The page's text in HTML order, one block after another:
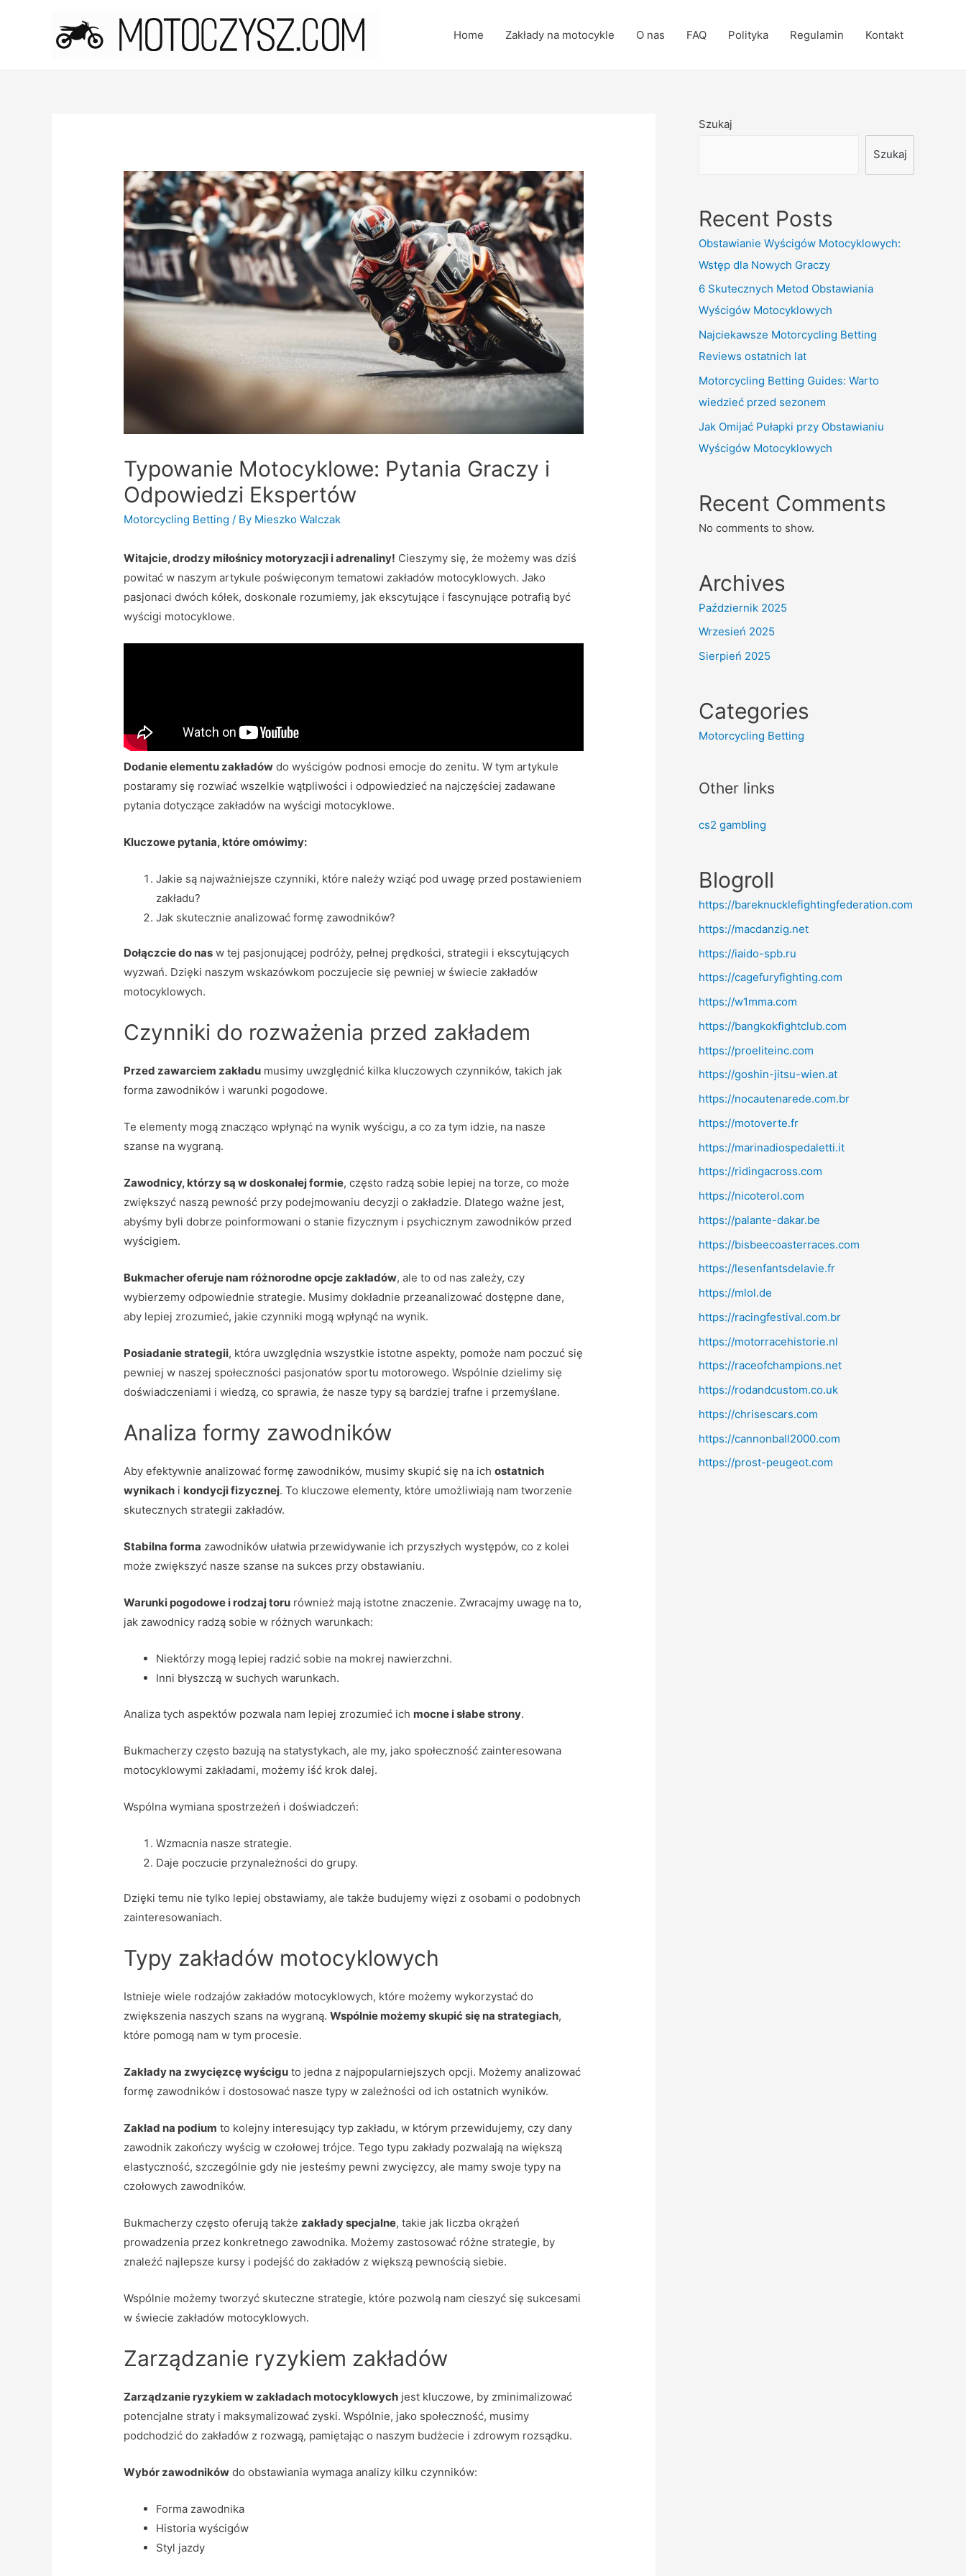
Home Zakłady na motocykle O nas FAQ Polityka Regulamin Kontakt
Typowanie Motocyklowe: Pytania Graczy i
Odpowiedzi Ekspertów
Motorcycling Betting / By Mieszko Walczak
Witajcie, drodzy miłośnicy motoryzacji i adrenaliny! Cieszymy się, że możemy was dziś
powitać w naszym artykule poświęconym tematowi zakładów motocyklowych. Jako
pasjonaci dwóch kółek, doskonale rozumiemy, jak ekscytujące i fascynujące potrafią być
wyścigi motocyklowe.
Dodanie elementu zakładów do wyścigów podnosi emocje do zenitu. W tym artykule
postaramy się rozwiać wszelkie wątpliwości i odpowiedzieć na najczęściej zadawane
pytania dotyczące zakładów na wyścigi motocyklowe.
Kluczowe pytania, które omówimy:
Jakie są najważniejsze czynniki, które należy wziąć pod uwagę przed postawieniem
zakładu?
Jak skutecznie analizować formę zawodników?
Dołączcie do nas w tej pasjonującej podróży, pełnej prędkości, strategii i ekscytujących
wyzwań. Dzięki naszym wskazówkom poczujecie się pewniej w świecie zakładów
motocyklowych.
Czynniki do rozważenia przed zakładem
Przed zawarciem zakładu musimy uwzględnić kilka kluczowych czynników, takich jak
forma zawodników i warunki pogodowe.
Te elementy mogą znacząco wpłynąć na wynik wyścigu, a co za tym idzie, na nasze
szanse na wygraną.
Zawodnicy, którzy są w doskonałej formie, często radzą sobie lepiej na torze, co może
zwiększyć naszą pewność przy podejmowaniu decyzji o zakładzie. Dlatego ważne jest,
abyśmy byli dobrze poinformowani o stanie fizycznym i psychicznym zawodników przed
wyścigiem.
Bukmacher oferuje nam różnorodne opcje zakładów, ale to od nas zależy, czy
wybierzemy odpowiednie strategie. Musimy dokładnie przeanalizować dostępne dane,
aby lepiej zrozumieć, jakie czynniki mogą wpłynąć na wynik.
Posiadanie strategii, która uwzględnia wszystkie istotne aspekty, pomoże nam poczuć się
pewniej w naszej społeczności pasjonatów sportu motorowego. Wspólnie dzielimy się
doświadczeniami i wiedzą, co sprawia, że nasze typy są bardziej trafne i przemyślane.
Analiza formy zawodników
Aby efektywnie analizować formę zawodników, musimy skupić się na ichostatnich
wynikach i kondycji fizycznej. To kluczowe elementy, które umożliwiają nam tworzenie
skutecznych strategii zakładów.
Stabilna forma zawodników ułatwia przewidywanie ich przyszłych występów, co z kolei
może zwiększyć nasze szanse na sukces przy obstawianiu.
Warunki pogodowe i rodzaj toru również mają istotne znaczenie. Zwracajmy uwagę na to,
jak zawodnicy radzą sobie w różnych warunkach:
Niektórzy mogą lepiej radzić sobie na mokrej nawierzchni.
Inni błyszczą w suchych warunkach.
Analiza tych aspektów pozwala nam lepiej zrozumieć ich mocne i słabe strony.
Bukmacherzy często bazują na statystykach, ale my, jako społeczność zainteresowana
motocyklowymi zakładami, możemy iść krok dalej.
Wspólna wymiana spostrzeżeń i doświadczeń:
Wzmacnia nasze strategie.
Daje poczucie przynależności do grupy.
Dzięki temu nie tylko lepiej obstawiamy, ale także budujemy więzi z osobami o podobnych
zainteresowaniach.
Typy zakładów motocyklowych
Istnieje wiele rodzajów zakładów motocyklowych, które możemy wykorzystać do
zwiększenia naszych szans na wygraną.Wspólnie możemy skupić się na strategiach,
które pomogą nam w tym procesie.
Zakłady na zwycięzcę wyścigu to jedna z najpopularniejszych opcji. Możemy analizować
formę zawodników i dostosować nasze typy w zależności od ich ostatnich wyników.
Zakład na podium to kolejny interesujący typ zakładu, w którym przewidujemy, czy dany
zawodnik zakończy wyścig w czołowej trójce. Tego typu zakłady pozwalają na większą
elastyczność, szczególnie gdy nie jesteśmy pewni zwycięzcy, ale mamy swoje typy na
czołowych zawodników.
Bukmacherzy często oferują takżezakłady specjalne, takie jak liczba okrążeń
prowadzenia przez konkretnego zawodnika. Możemy zastosować różne strategie, by
znaleźć najlepsze kursy i podejść do zakładów z większą pewnością siebie.
Wspólnie możemy tworzyć skuteczne strategie, które pozwolą nam cieszyć się sukcesami
w świecie zakładów motocyklowych.
Zarządzanie ryzykiem zakładów
Zarządzanie ryzykiem w zakładach motocyklowych jest kluczowe, by zminimalizować
potencjalne straty i maksymalizować zyski. Wspólnie, jako społeczność, musimy
podchodzić do zakładów z rozwagą, pamiętając o naszym budżecie i zdrowym rozsądku.
Wybór zawodników do obstawiania wymaga analizy kilku czynników:
Forma zawodnika
Historia wyścigów
Styl jazdy
Szukaj
Szukaj
Recent Posts
Obstawianie Wyścigów Motocyklowych:
Wstęp dla Nowych Graczy
6 Skutecznych Metod Obstawiania
Wyścigów Motocyklowych
Najciekawsze Motorcycling Betting
Reviews ostatnich lat
Motorcycling Betting Guides: Warto
wiedzieć przed sezonem
Jak Omijać Pułapki przy Obstawianiu
Wyścigów Motocyklowych
Recent Comments
No comments to show.
Archives
Październik 2025
Wrzesień 2025
Sierpień 2025
Categories
Motorcycling Betting
Other links
cs2 gambling
Blogroll
https://bareknucklefightingfederation.com
https://macdanzig.net
https://iaido-spb.ru
https://cagefuryfighting.com
https://w1mma.com
https://bangkokfightclub.com
https://proeliteinc.com
https://goshin-jitsu-wien.at
https://nocautenarede.com.br
https://motoverte.fr
https://marinadiospedaletti.it
https://ridingacross.com
https://nicoterol.com
https://palante-dakar.be
https://bisbeecoasterraces.com
https://lesenfantsdelavie.fr
https://mlol.de
https://racingfestival.com.br
https://motorracehistorie.nl
https://raceofchampions.net
https://rodandcustom.co.uk
https://chrisescars.com
https://cannonball2000.com
https://prost-peugeot.com